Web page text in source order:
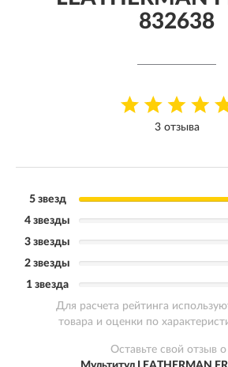
832638
3 отзыва
5 звезд
4 звезды
3 звезды
2 звезды
1 звезда
Для расчета рейтинга
товара и оценки по
Оставьте свой отзыв о